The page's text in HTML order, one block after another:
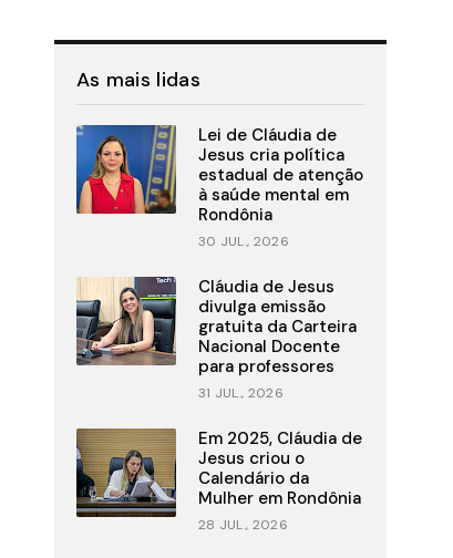
As mais lidas
Lei de Cláudia de
Jesus cria política
estadual de atenção
à saúde mental em
Rondônia
30 JUL., 2026
Cláudia de Jesus
divulga emissão
gratuita da Carteira
Nacional Docente
para professores
31 JUL., 2026
Em 2025, Cláudia de
Jesus criou o
Calendário da
Mulher em Rondônia
28 JUL., 2026